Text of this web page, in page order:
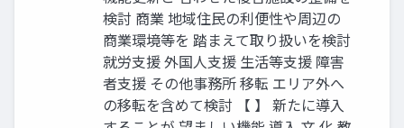
検討 商業 地域住民の利便性や周辺の
商業環境等を 踏まえて取り扱いを検討
就労支援 外国人支援 生活等支援 障害
者支援 その他事務所 移転 エリア外へ
の移転を含めて検討 【 】 新たに導入